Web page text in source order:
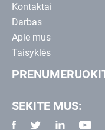
Kontaktai
Darbas
Apie mus
Taisyklės
SEKITE MUS: